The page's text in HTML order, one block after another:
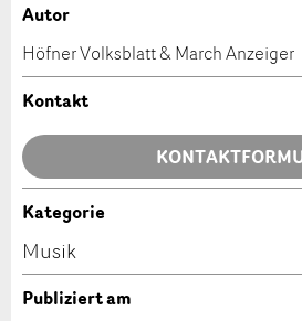
Anzeige
Ihr Feedback wird sehr
Allgemeines Feedback
Anzeige nicht mehr gültig
Anzeige unvollständig
Anzeige
Empfehlen Sie diese Anzeige
Autor
Höfner Volksblatt & March Anzeiger
Kontakt
Kontakt
Verfassen Sie eine Nachricht für
Kategorie
Musik
Publiziert am